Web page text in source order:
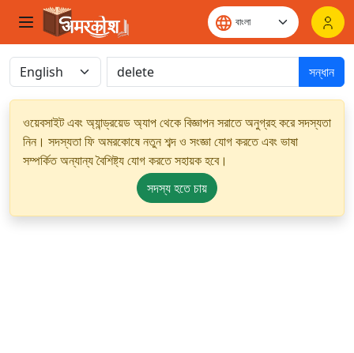
সন্ধান
ওয়েবসাইট এবং অ্যান্ড্রয়েড অ্যাপ থেকে বিজ্ঞাপন সরাতে অনুগ্রহ করে সদস্যতা
নিন। সদস্যতা ফি অমরকোষে নতুন শব্দ ও সংজ্ঞা যোগ করতে এবং ভাষা
সম্পর্কিত অন্যান্য বৈশিষ্ট্য যোগ করতে সহায়ক হবে।
সদস্য হতে চায়